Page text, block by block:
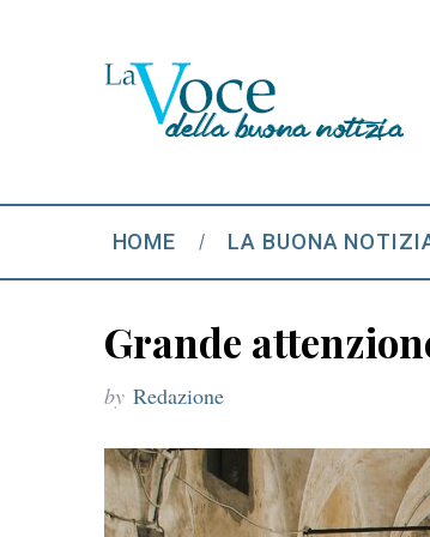
HOME LA BUONA
Grande
by Redazione